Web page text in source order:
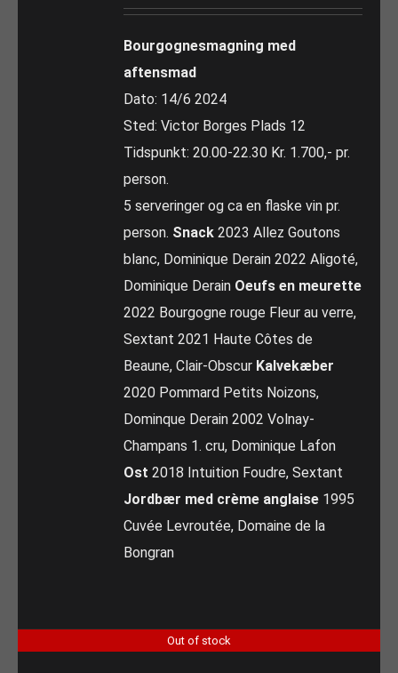
Bourgognesmagning med
aftensmad
Dato: 14/6 2024
Sted: Victor Borges Plads 12
Tidspunkt: 20.00-22.30 Kr. 1.700,- pr.
person.
5 serveringer og ca en flaske vin pr.
person. Snack 2023 Allez Goutons
blanc, Dominique Derain 2022 Aligoté,
Dominique Derain Oeufs en meurette
2022 Bourgogne rouge Fleur au verre,
Sextant 2021 Haute Côtes de
Beaune, Clair-Obscur Kalvekæber
2020 Pommard Petits Noizons,
Dominque Derain 2002 Volnay-
Champans 1. cru, Dominique Lafon
Ost 2018 Intuition Foudre, Sextant
Jordbær med crème anglaise 1995
Cuvée Levroutée, Domaine de la
Bongran
Out of stock